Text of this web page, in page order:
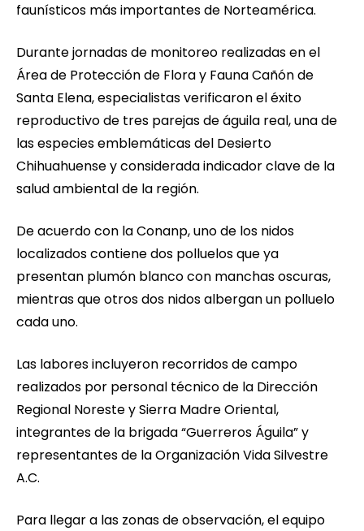
faunísticos más importantes de Norteamérica.
Durante jornadas de monitoreo realizadas en el
Área de Protección de Flora y Fauna Cañón de
Santa Elena, especialistas verificaron el éxito
reproductivo de tres parejas de águila real, una de
las especies emblemáticas del Desierto
Chihuahuense y considerada indicador clave de la
salud ambiental de la región.
De acuerdo con la Conanp, uno de los nidos
localizados contiene dos polluelos que ya
presentan plumón blanco con manchas oscuras,
mientras que otros dos nidos albergan un polluelo
cada uno.
Las labores incluyeron recorridos de campo
realizados por personal técnico de la Dirección
Regional Noreste y Sierra Madre Oriental,
integrantes de la brigada “Guerreros Águila” y
representantes de la Organización Vida Silvestre
A.C.
Para llegar a las zonas de observación, el equipo